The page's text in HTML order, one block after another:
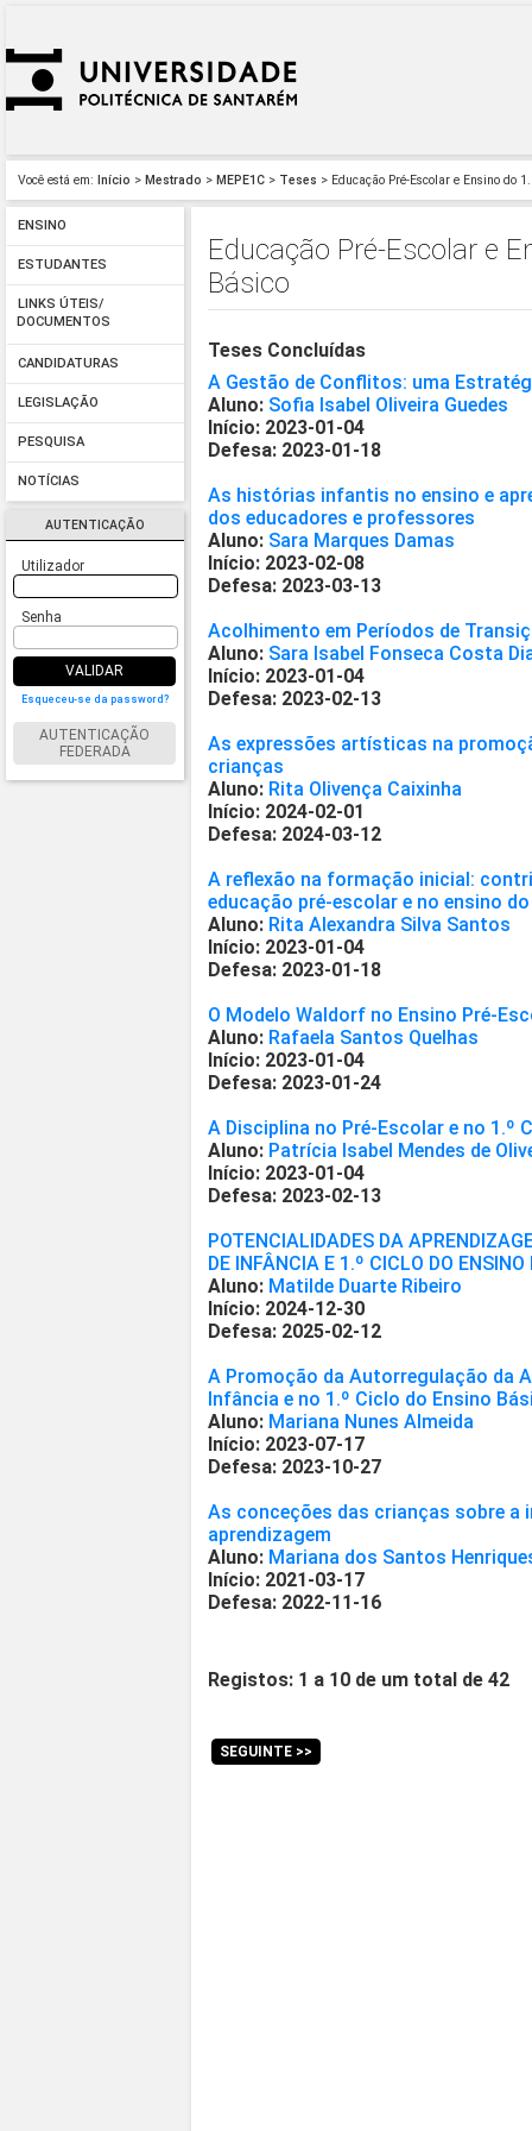
Você está em: Início > Mestrado > MEPE1C > Teses > Educação Pré-Escolar e Ensino do
ENSINO
ESTUDANTES
LINKS ÚTEIS/
DOCUMENTOS
CANDIDATURAS
LEGISLAÇÃO
PESQUISA
NOTÍCIAS
AUTENTICAÇÃO
Utilizador
Senha
VALIDAR
Esqueceu-se da password?
AUTENTICAÇÃO
FEDERADA
Educação Pré-Escolar e
Básico
Teses Concluídas
A Gestão de Conflitos: uma
Aluno: Sofia Isabel Oliveira Guedes
Início: 2023-01-04
Defesa: 2023-01-18
As histórias infantis no ensino e
dos educadores e professores
Aluno: Sara Marques Damas
Início: 2023-02-08
Defesa: 2023-03-13
Acolhimento em Períodos de
Aluno: Sara Isabel Fonseca Costa
Início: 2023-01-04
Defesa: 2023-02-13
As expressões artísticas na
crianças
Aluno: Rita Olivença Caixinha
Início: 2024-02-01
Defesa: 2024-03-12
A reflexão na formação inicial:
educação pré-escolar e no ensino
Aluno: Rita Alexandra Silva Santos
Início: 2023-01-04
Defesa: 2023-01-18
O Modelo Waldorf no Ensino Pré-
Aluno: Rafaela Santos Quelhas
Início: 2023-01-04
Defesa: 2023-01-24
A Disciplina no Pré-Escolar e no 1.º
Aluno: Patrícia Isabel Mendes de
Início: 2023-01-04
Defesa: 2023-02-13
POTENCIALIDADES DA
DE INFÂNCIA E 1.º CICLO DO
Aluno: Matilde Duarte Ribeiro
Início: 2024-12-30
Defesa: 2025-02-12
A Promoção da Autorregulação da
Infância e no 1.º Ciclo do Ensino
Aluno: Mariana Nunes Almeida
Início: 2023-07-17
Defesa: 2023-10-27
As conceções das crianças sobre a
aprendizagem
Aluno: Mariana dos Santos
Início: 2021-03-17
Defesa: 2022-11-16
Registos: 1 a 10 de um total de 42